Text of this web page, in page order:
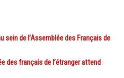
sein de l’Assemblée des Français de
des français de l’étranger attend